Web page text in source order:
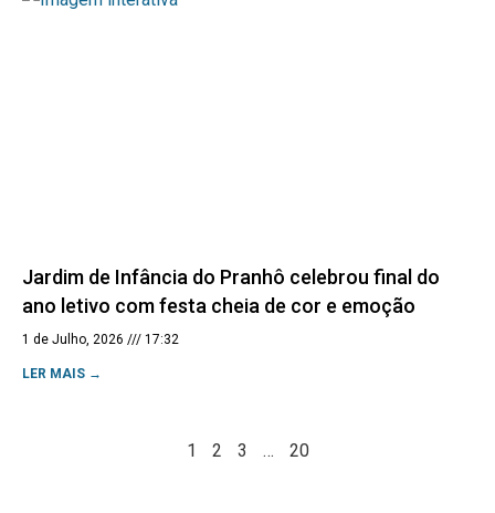
Jardim de Infância do Pranhô celebrou final do
ano letivo com festa cheia de cor e emoção
1 de Julho, 2026 17:32
LER MAIS →
1 2 3 … 20